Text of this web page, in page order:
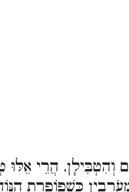
וְהִטְבִּילָן, הֲרֵי אֵלּוּ
כִּשְׁפוֹפֶרֶת